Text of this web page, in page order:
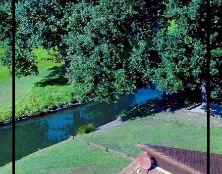
Schlafzimmer unten links